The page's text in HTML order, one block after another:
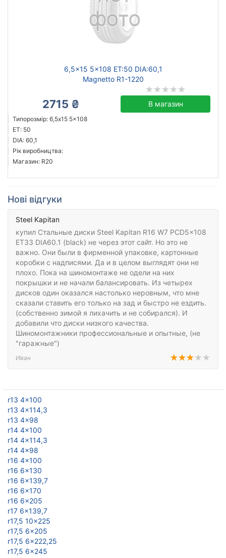
6,5x15 5x108 ET:50 DIA:60,1
Magnetto R1-1220
2715 ₴ В магазин
Типорозмір: 6,5x15 5x108
ET: 50
DIA: 60,1
Рік виробництва:
Магазин: R20
Нові відгуки
Steel Kapitan
купил Стальные диски Steel Kapitan R16 W7 PCD5x108
ET33 DIA60.1 (black) не через этот сайт. Но это не
важно. Они были в фирменной упаковке, картонные
коробки с надписями. Да и в целом выглядят они не
плохо. Пока на шиномонтаже не одели на них
покрышки и не начали балансировать. Из четырех
дисков один оказался настолько неровным, что мне
сказали ставить его только на зад и быстро не ездить.
(собственно зимой я лихачить и не собирался). И
добавили что диски низкого качества.
Шиномонтажники профессиональные и опытные, (не
"гаражные")
Иван
r13 4x100
r13 4x114,3
r13 4x98
r14 4x100
r14 4x114,3
r14 4x98
r16 4x100
r16 6x130
r16 6x139,7
r16 6x170
r16 6x205
r17 6x139,7
r17,5 10x225
r17,5 6x205
r17,5 6x222,25
r17,5 6x245